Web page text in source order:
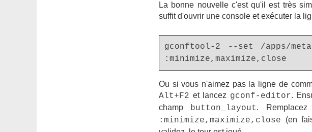
La bonne nouvelle c'est qu'il est très
suffit d'ouvrir une console et exécuter la
gconftool-2 --set /apps/
:minimize,maximize,close
Ou si vous n'aimez pas la ligne de
Alt+F2 et lancez gconf-editor.
champ button_layout.
:minimize,maximize,close (en